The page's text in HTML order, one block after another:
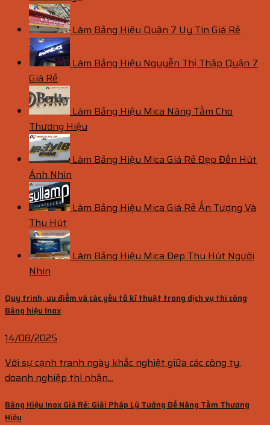
Làm Bảng Hiệu Quận 7 Uy Tín Giá Rẻ
Làm Bảng Hiệu Nguyễn Thị Thập Quận 7
Giá Rẻ
Làm Bảng Hiệu Mica Nâng Tầm Cho
Thương Hiệu
Làm Bảng Hiệu Mica Giá Rẻ Đẹp Đến Hút
Ánh Nhìn
Làm Bảng Hiệu Mica Giá Rẻ Ấn Tượng Và
Thu Hút
Làm Bảng Hiệu Mica Đẹp Thu Hút Người
Nhìn
Quy trình, ưu điểm và các yếu tố kĩ thuật trong dịch vụ thi công
Bảng hiệu Inox
14/08/2025
Với sự cạnh tranh ngày khắc nghiệt giữa các công ty,
doanh nghiệp thì nhận...
Bảng Hiệu Inox Giá Rẻ: Giải Pháp Lý Tưởng Để Nâng Tầm Thương
Hiệu